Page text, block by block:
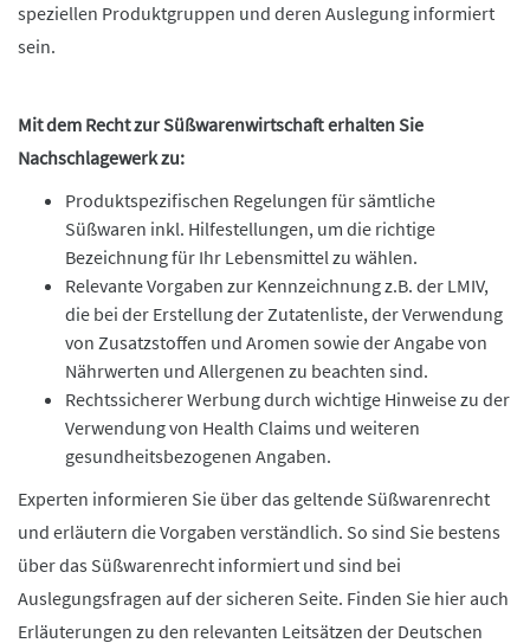
speziellen Produktgruppen und deren Auslegung informiert
sein.
Mit dem Recht zur Süßwarenwirtschaft erhalten Sie
Nachschlagewerk zu:
Produktspezifischen Regelungen für sämtliche
Süßwaren inkl. Hilfestellungen, um die richtige
Bezeichnung für Ihr Lebensmittel zu wählen.
Relevante Vorgaben zur Kennzeichnung z.B. der LMIV,
die bei der Erstellung der Zutatenliste, der Verwendung
von Zusatzstoffen und Aromen sowie der Angabe von
Nährwerten und Allergenen zu beachten sind.
Rechtssicherer Werbung durch wichtige Hinweise zu der
Verwendung von Health Claims und weiteren
gesundheitsbezogenen Angaben.
Experten informieren Sie über das geltende Süßwarenrecht
und erläutern die Vorgaben verständlich. So sind Sie bestens
über das Süßwarenrecht informiert und sind bei
Auslegungsfragen auf der sicheren Seite. Finden Sie hier auch
Erläuterungen zu den relevanten Leitsätzen der Deutschen